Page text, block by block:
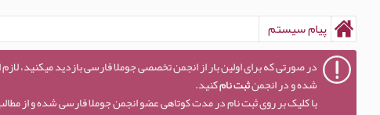
پیام سیستم
در صورتی که برای اولین بار از انجمن تخصصی جوملا فارسی بازدید میکنید،
شده و در انجمنثبت نامکنید.
با کلیک بر روی ثبت نام در مدت کوتاهی عضو انجمن جوملا فارسی شده و از